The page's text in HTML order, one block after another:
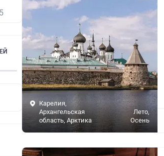
Карелия,
Архангельская
область, Арктика
Лето,
Осень